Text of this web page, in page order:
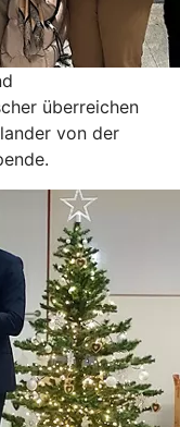
überreichen
von der